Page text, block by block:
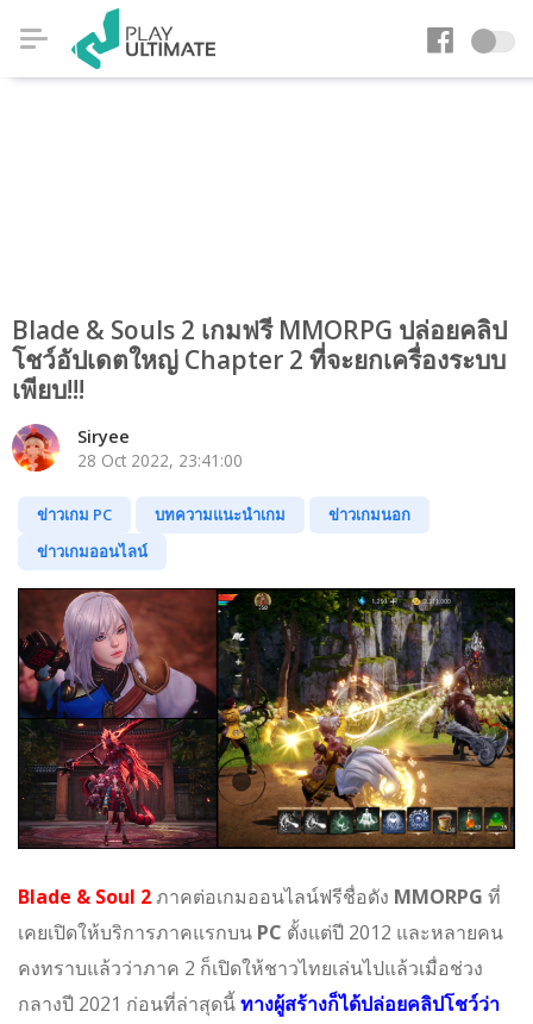
Blade & Souls 2 เกมฟรี MMORPG ปล่อยคลิป
โชว์อัปเดตใหญ่ Chapter 2 ที่จะยกเครื่องระบบ
เพียบ!!!
Siryee
28 Oct 2022, 23:41:00
ข่าวเกม PC บทความแนะนำเกม
ข่าวเกมนอก
ข่าวเกมออนไลน์
Blade & Soul 2ภาคต่อเกมออนไลน์ฟรีชื่อดัง MMORPG ที่
เคยเปิดให้บริการภาคแรกบน PC ตั้งแต่ปี 2012 และหลายคน
คงทราบแล้วว่าภาค 2 ก็เปิดให้ชาวไทยเล่นไปแล้วเมื่อช่วง
กลางปี 2021 ก่อนที่ล่าสุดนี้ทางผู้สร้างก็ได้ปล่อยคลิปโชว์ว่า